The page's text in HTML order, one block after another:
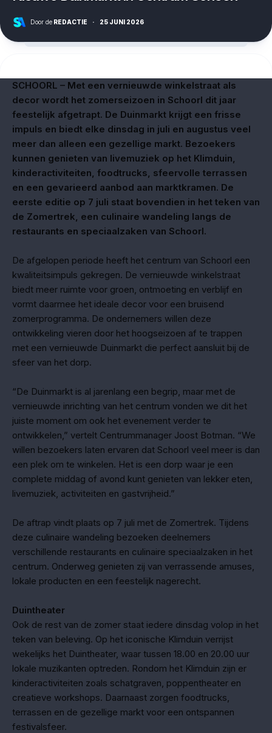
Door de REDACTIE · 25 JUNI 2026
SCHOORL – Met een vernieuwde winkelstraat als
decor wordt het zomerseizoen in Schoorl dit jaar
feestelijk afgetrapt. De Duinmarkt krijgt een frisse
impuls en biedt elke dinsdag in juli en augustus veel
meer dan alleen een gezellige markt. Bezoekers
kunnen genieten van livemuziek op het Klimduin,
kinderactiviteiten, foodtrucks, sfeervolle terrassen
en een gevarieerd aanbod aan marktkramen. De
eerste editie op 7 juli staat bovendien in het teken van
de Zomertrek, een culinaire wandeling langs de
restaurants en speciaalzaken van Schoorl.
De afgelopen periode heeft het centrum van Schoorl een
kwaliteitsimpuls gekregen. De vernieuwde winkelstraat
biedt meer ruimte voor groen, ontmoeting en verblijf en
vormt daarmee het ideale decor voor een bruisend
zomerprogramma. De ondernemers willen deze
ontwikkeling vieren door het hoogseizoen af te trappen
met een vernieuwde Duinmarkt die perfect aansluit bij de
sfeer van het dorp.
“De Duinmarkt is al jarenlang een begrip, maar met de
vernieuwde inrichting van het centrum vonden we dit het
juiste moment om ook het evenement verder te
ontwikkelen,” vertelt Centrummanager Joost Botman. “We
willen bezoekers laten ervaren dat Schoorl veel meer is dan
een plek om te winkelen. Het is een dorp waar je een
complete middag of avond kunt genieten van lekker eten,
livemuziek, activiteiten en gastvrijheid.”
De aftrap vindt plaats op 7 juli met de Zomertrek. Tijdens
deze culinaire wandeling bezoeken deelnemers
verschillende restaurants en culinaire speciaalzaken in het
centrum. Onderweg genieten zij van verrassende amuses,
lokale producten en een feestelijk nagerecht.
Duintheater
Ook de rest van de zomer staat iedere dinsdag volop in het
teken van beleving. Op het iconische Klimduin verrijst
wekelijks het Duintheater, waar tussen 18.00 en 20.00 uur
lokale muzikanten optreden. Rondom het Klimduin zijn er
kinderactiviteiten zoals schatgraven, poppentheater en
creatieve workshops. Daarnaast zorgen foodtrucks,
terrassen en de gezellige markt voor een ontspannen
festivalsfeer.